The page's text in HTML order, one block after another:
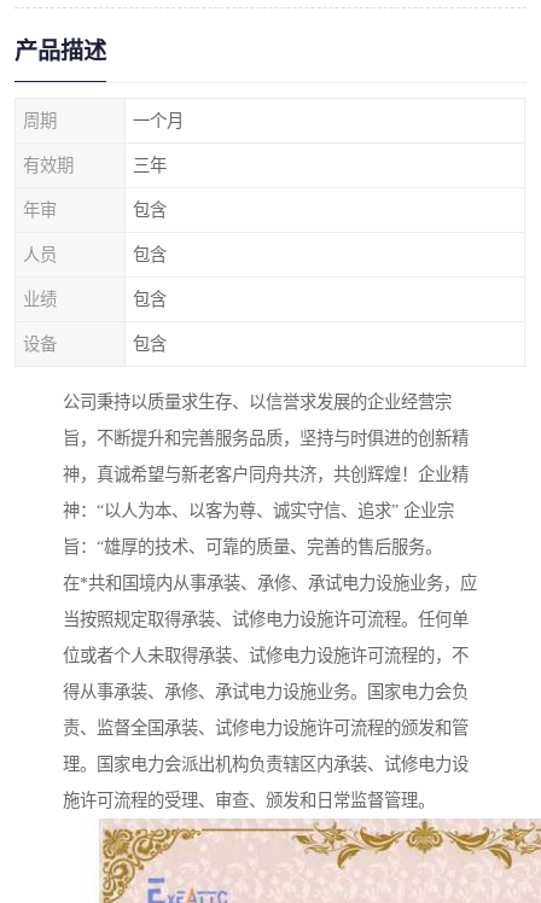
产品描述
周期 一个月
有效期 三年
年审 包含
人员 包含
业绩 包含
设备 包含
公司秉持以质量求生存、以信誉求发展的企业经营宗
旨，不断提升和完善服务品质，坚持与时俱进的创新精
神，真诚希望与新老客户同舟共济，共创辉煌！企业精
神：“以人为本、以客为尊、诚实守信、追求” 企业宗
旨：“雄厚的技术、可靠的质量、完善的售后服务。
在*共和国境内从事承装、承修、承试电力设施业务，应
当按照规定取得承装、试修电力设施许可流程。任何单
位或者个人未取得承装、试修电力设施许可流程的，不
得从事承装、承修、承试电力设施业务。国家电力会负
责、监督全国承装、试修电力设施许可流程的颁发和管
理。国家电力会派出机构负责辖区内承装、试修电力设
施许可流程的受理、审查、颁发和日常监督管理。